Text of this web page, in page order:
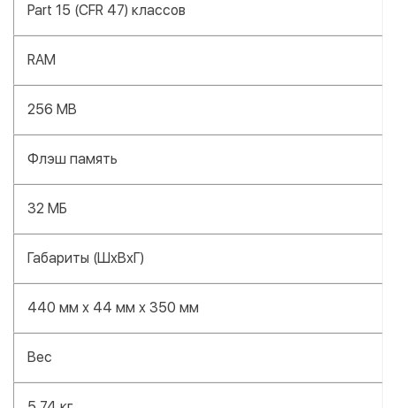
Part 15 (CFR 47) классов
RAM
256 MB
Флэш память
32 МБ
Габариты (ШхВхГ)
440 мм х 44 мм х 350 мм
Вес